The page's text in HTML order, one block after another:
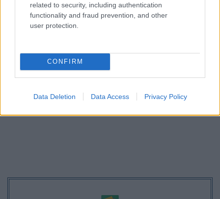
related to security, including authentication
functionality and fraud prevention, and other
user protection.
CONFIRM
Data Deletion Data Access Privacy Policy
Δείτε επίσης«Θρίλερ» με το επίδομα ανεργίας ΔΥΠΑ:
Κόβεται σε 300.000 δικαιούχους